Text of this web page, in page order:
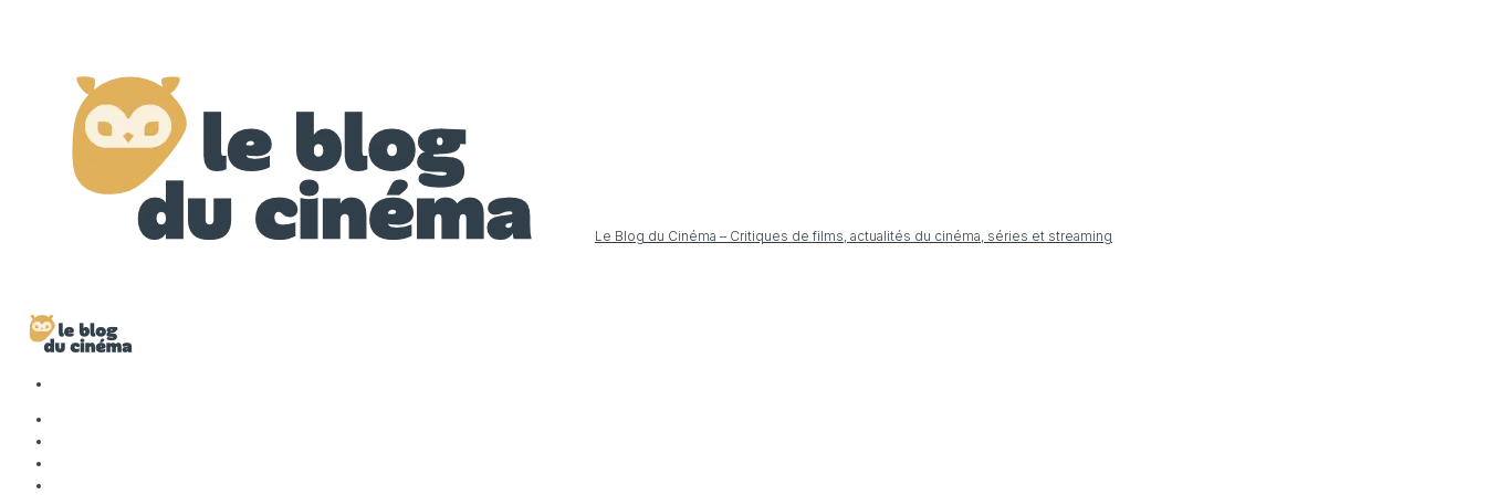
Le Blog du Cinéma – Critiques de films, actualités du cinéma, séries et streaming